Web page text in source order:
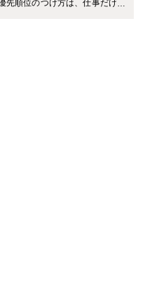
先順位のつけ方は、仕事だけで